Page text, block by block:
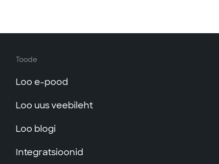
Toode
Loo e-pood
Loo uus veebileht
Loo blogi
Integratsioonid